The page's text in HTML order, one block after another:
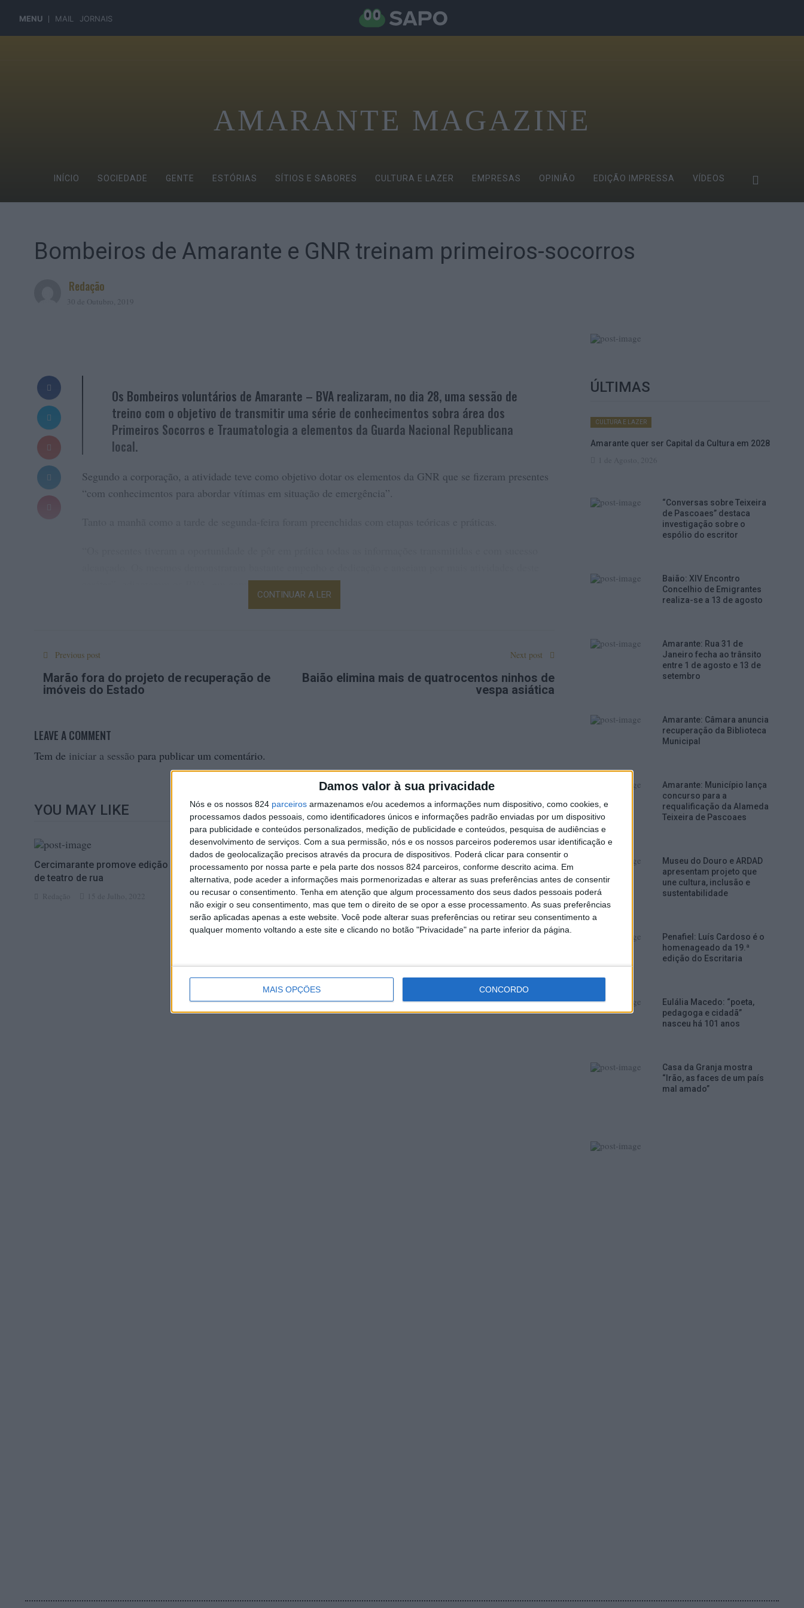
MENU MAIL JORNAIS
Damos valor à sua privacidade
Nós e os nossos 824 parceiros armazenamos e/ou acedemos a informações num dispositivo, como cookies, e
processamos dados pessoais, como identificadores únicos e informações padrão enviadas por um dispositivo
para publicidade e conteúdos personalizados, medição de publicidade e conteúdos, pesquisa de audiências e
desenvolvimento de serviços. Com a sua permissão, nós e os nossos parceiros poderemos usar identificação e
dados de geolocalização precisos através da procura de dispositivos. Poderá clicar para consentir o
processamento por nossa parte e pela parte dos nossos 824 parceiros, conforme descrito acima. Em
alternativa, pode aceder a informações mais pormenorizadas e alterar as suas preferências antes de consentir
ou recusar o consentimento. Tenha em atenção que algum processamento dos seus dados pessoais poderá
não exigir o seu consentimento, mas que tem o direito de se opor a esse processamento. As suas preferências
serão aplicadas apenas a este website. Você pode alterar suas preferências ou retirar seu consentimento a
qualquer momento voltando a este site e clicando no botão "Privacidade" na parte inferior da página.
MAIS OPÇÕES CONCORDO
AMARANTE MAGAZINE
INÍCIO SOCIEDADE GENTE ESTÓRIAS SÍTIOS E SABORES CULTURA E LAZER EMPRESAS OPINIÃO EDIÇÃO IMPRESSA VÍDEOS
Bombeiros de Amarante e GNR treinam primeiros-socorros
Redação
30 de Outubro, 2019
Os Bombeiros voluntários de Amarante – BVA realizaram, no dia 28, uma sessão de
treino com o objetivo de transmitir uma série de conhecimentos sobra área dos
Primeiros Socorros e Traumatologia a elementos da Guarda Nacional Republicana
local.
Segundo a corporação, a atividade teve como objetivo dotar os elementos da GNR que se fizeram presentes
“com conhecimentos para abordar vítimas em situação de emergência”.
caráter”, adiantaram os BVA, em comunicado.
A corporação conclui que este tipo de atividade visa “promover uma interligação e comunicação mais
CONTINUAR A LER
Previous post
Marão fora do projeto de recuperação de
imóveis do Estado
Next post
Baião elimina mais de quatrocentos ninhos de
vespa asiática
LEAVE A COMMENT
Tem de iniciar a sessão para publicar um comentário.
YOU MAY LIKE
Cercimarante promove edição anual
de teatro de rua
UTAD investiga Enologia de
Precisão no vinho do Porto
Redação 26 de Janeiro, 2022
Programa “Regressar” recebeu 481
candidaturas
Redação 19 de Novembro, 2019
ÚLTIMAS
CULTURA E LAZER
Amarante quer ser Capital da Cultura em 2028
“Conversas sobre Teixeira
de Pascoaes” destaca
investigação sobre o
espólio do escritor
Baião: XIV Encontro
Concelhio de Emigrantes
realiza-se a 13 de agosto
Amarante: Rua 31 de
Janeiro fecha ao trânsito
entre 1 de agosto e 13 de
setembro
Amarante: Câmara anuncia
recuperação da Biblioteca
Municipal
Amarante: Município lança
concurso para a
requalificação da Alameda
Teixeira de Pascoaes
Museu do Douro e ARDAD
apresentam projeto que
une cultura, inclusão e
sustentabilidade
Penafiel: Luís Cardoso é o
homenageado da 19.ª
edição do Escritaria
Eulália Macedo: “poeta,
pedagoga e cidadã”
nasceu há 101 anos
Casa da Granja mostra
“Irão, as faces de um país
mal amado”